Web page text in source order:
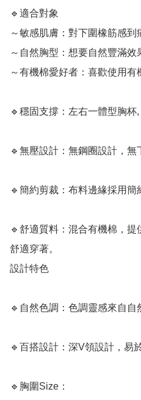
🔹適合對象
～敏感肌膚：對下圍橡筋感到
～自然胸型：想要自然豐滿效
～有機棉愛好者：喜歡使用有
🔹穩固支撐：左右一體型胸杯,
🔹無壓設計：無鋼圈設計，無
🔹簡約剪裁：布料邊緣採用簡
🔹舒適質料：混合有機棉，
舒適穿著。
設計特色
🔹自然色調：色調靈感來自自
🔹百搭設計：深V領設計，易
🔹胸圍Size：